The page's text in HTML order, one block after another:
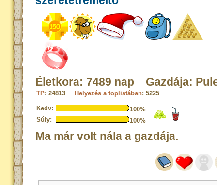
Életkora: 7489 nap Gazdája:
TP: 24813 Helyezés a toplistában: 5225
Kedv:
100%
Súly:
100%
Ma már volt nála a gazdája.